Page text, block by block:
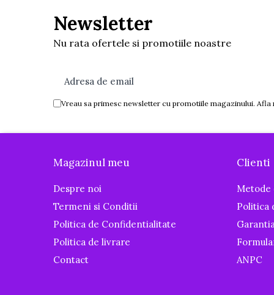
Igiena si ingrijire
Baia bebelusului
Perii pentru biberoane si tetine
Periute de dinti
Olite si reductoare WC
Scutece si accesorii
Pentru Mamici
Igiena si Ingrijire Postnatala
Newsletter
Nu rata ofertele si promotiile noastre
Vreau sa primesc newsletter cu promotiile magazinului. Afla
Magazinul meu
Despre noi
Termeni si Conditii
Politica de Confidentialitate
Politica de livrare
Contact
Clienti
Metode
Politica
ANPC